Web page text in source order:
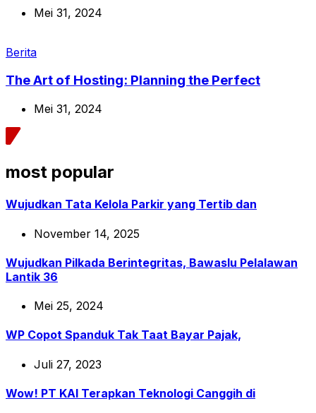
Mei 31, 2024
Berita
The Art of Hosting: Planning the Perfect
Mei 31, 2024
most popular
Wujudkan Tata Kelola Parkir yang Tertib dan
November 14, 2025
Wujudkan Pilkada Berintegritas, Bawaslu Pelalawan
Lantik 36
Mei 25, 2024
WP Copot Spanduk Tak Taat Bayar Pajak,
Juli 27, 2023
Wow! PT KAI Terapkan Teknologi Canggih di